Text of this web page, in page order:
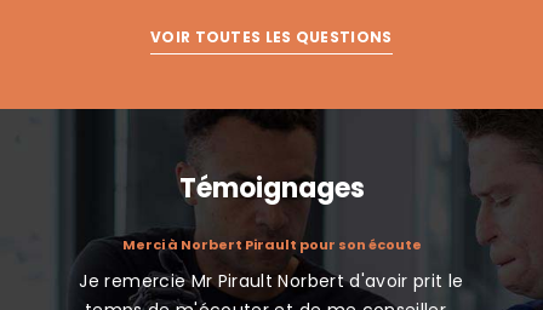
VOIR TOUTES LES QUESTIONS
Témoignages
Merci à Norbert Pirault pour son écoute
Je remercie Mr Pirault Norbert d'avoir prit le
J'ai